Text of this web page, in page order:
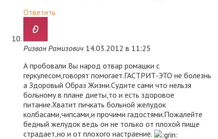
Ответить
Ризван Рамизович 14.03.2012 в 11:25
А пробовали Вы народ отвар ромашки с
геркулесом,говорят помогает.ГАСТРИТ-ЭТО не болезнь
а Здоровый Образ Жизни.Судите сами что нельзя
больному в плане диеты,то и есть здоровое
питание.Хватит пичкать больной желудок
колбасами,чипсами,и прочими гадостями.Пожалейте
бедный желудок ведь он не только от плохой пище
страдает,но и от плохого настраение.